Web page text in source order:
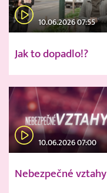
10.06.2026 07:55
Jak to dopadlo!?
10.06.2026 07:00
Nebezpečné vztahy